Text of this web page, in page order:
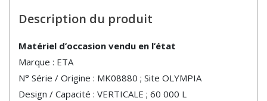
Description du produit
Matériel d’occasion vendu en l’état
Marque : ETA
N° Série / Origine : MK08880 ; Site OLYMPIA
Design / Capacité : VERTICALE ; 60 000 L